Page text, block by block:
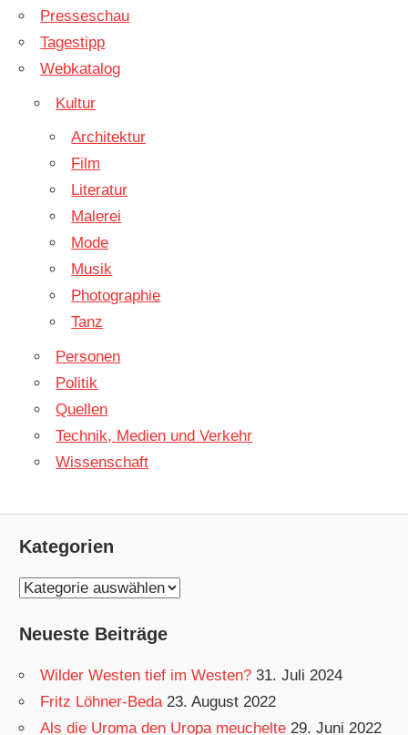
Presseschau
Tagestipp
Webkatalog
Kultur
Architektur
Film
Literatur
Malerei
Mode
Musik
Photographie
Tanz
Personen
Politik
Quellen
Technik, Medien und Verkehr
Wissenschaft
Kategorien
K
tNeueste Beiträge
Wilder Westen tief im Westen? 31. Juli 2024
Fritz Löhner-Beda 23. August 2022
Als die Uroma den Uropa meuchelte 29. Juni 2022